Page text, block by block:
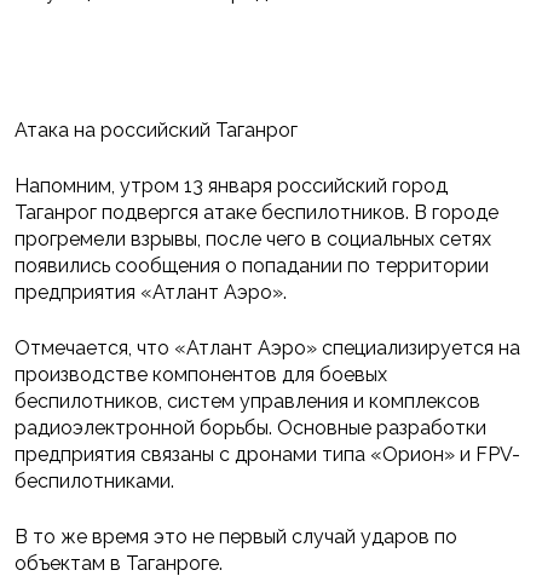
Атака на российский Таганрог
Напомним, утром 13 января российский город
Таганрог подвергся атаке беспилотников. В городе
прогремели взрывы, после чего в социальных сетях
появились сообщения о попадании по территории
предприятия «Атлант Аэро».
Отмечается, что «Атлант Аэро» специализируется на
производстве компонентов для боевых
беспилотников, систем управления и комплексов
радиоэлектронной борьбы. Основные разработки
предприятия связаны с дронами типа «Орион» и FPV-
беспилотниками.
В то же время это не первый случай ударов по
объектам в Таганроге.